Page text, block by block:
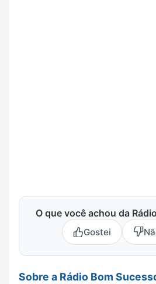
O que você achou da
Gostei
Sobre a Rádio Bom